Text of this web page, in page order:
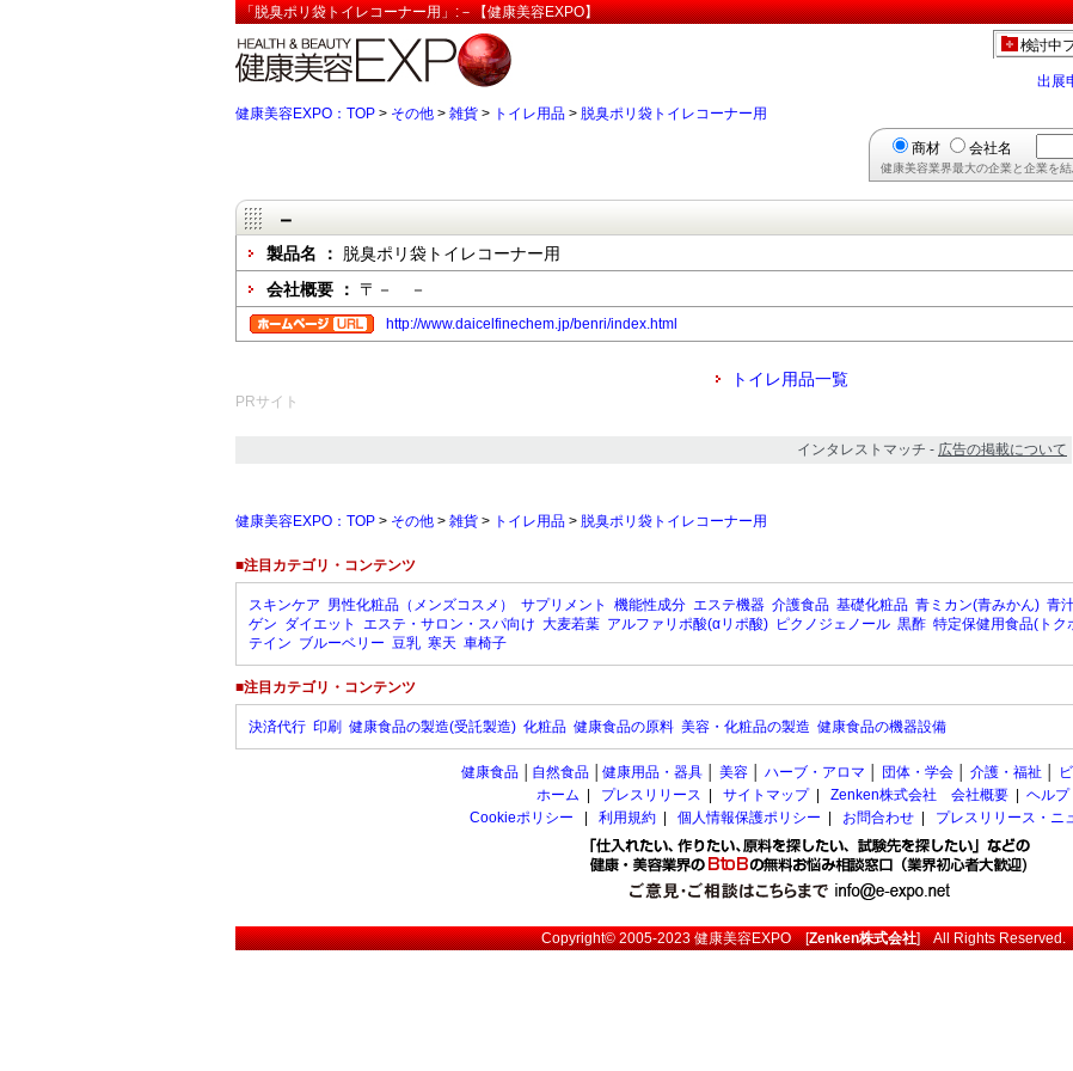
「脱臭ポリ袋トイレコーナー用」:－【健康美容EXPO】
検討中
出展
健康美容EXPO：TOP > その他 > 雑貨 > トイレ用品 > 脱臭ポリ袋トイレコーナー用
商材 会社名
健康美容業界最大の企業と企業を
－
製品名 ： 脱臭ポリ袋トイレコーナー用
会社概要 ： 〒－ －
http://www.daicelfinechem.jp/benri/index.html
トイレ用品一覧
PRサイト
インタレストマッチ - 広告の掲載について
健康美容EXPO：TOP > その他 > 雑貨 > トイレ用品 > 脱臭ポリ袋トイレコーナー用
■注目カテゴリ・コンテンツ
スキンケア 男性化粧品（メンズコスメ） サプリメント 機能性成分 エステ機器 介護食品 基礎化粧品 青ミカン(青みかん) 青
ゲン ダイエット エステ・サロン・スパ向け 大麦若葉 アルファリポ酸(αリポ酸) ピクノジェノール 黒酢 特定保健用食品(トク
テイン ブルーベリー 豆乳 寒天 車椅子
■注目カテゴリ・コンテンツ
決済代行 印刷 健康食品の製造(受託製造) 化粧品 健康食品の原料 美容・化粧品の製造 健康食品の機器設備
健康食品 自然食品 健康用品・器具 美容 ハーブ・アロマ 団体・学会 介護・福祉
ホーム
プレスリリース サイトマップ| Zenken株式会社 会社概要
ヘルプ
Cookieポリシー
利用規約 個人情報保護ポリシー お問合わせ プレスリリース・ニ
Copyright© 2005-2023健康美容EXPO[Zenken株式会社] All Rights Reserved.